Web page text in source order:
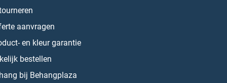
aanvragen
en kleur garantie
bestellen
bij Behangplaza